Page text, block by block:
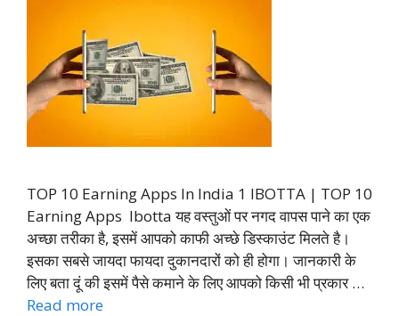
TOP 10 Earning Apps In India 1 IBOTTA | TOP 10
Earning Apps Ibotta यह वस्तुओं पर नगद वापस पाने का एक
अच्छा तरीका है, इसमें आपको काफी अच्छे डिस्काउंट मिलते है।
इसका सबसे जायदा फायदा दुकानदारों को ही होगा। जानकारी के
लिए बता दूं की इसमें पैसे कमाने के लिए आपको किसी भी प्रकार …
Read more